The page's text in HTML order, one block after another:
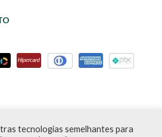
2020 | CNPJ: 31.298.135/0001-09 |
tecnologias semelhantes para